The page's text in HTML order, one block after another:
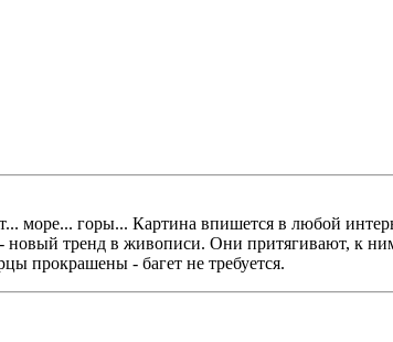
море... горы... Картина впишется в любой
новый тренд в живописи. Они притягивают, к
прокрашены - багет не требуется.